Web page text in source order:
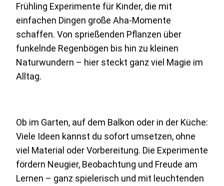
Frühling Experimente für Kinder, die mit
einfachen Dingen große Aha-Momente
schaffen. Von sprießenden Pflanzen über
funkelnde Regenbögen bis hin zu kleinen
Naturwundern – hier steckt ganz viel Magie im
Alltag.
Ob im Garten, auf dem Balkon oder in der Küche:
Viele Ideen kannst du sofort umsetzen, ohne
viel Material oder Vorbereitung. Die Experimente
fördern Neugier, Beobachtung und Freude am
Lernen – ganz spielerisch und mit leuchtenden